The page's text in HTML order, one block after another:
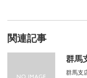
関連記事
群馬
群馬支